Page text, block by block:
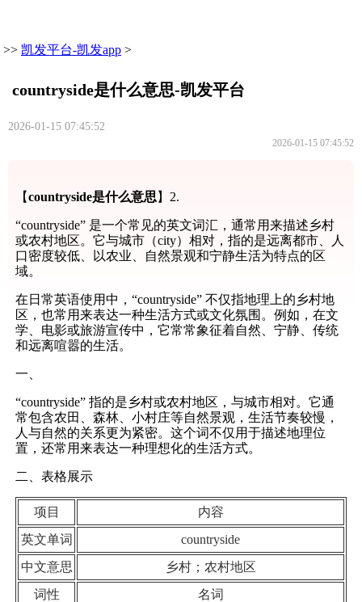
>> 凯发平台-凯发app >
countryside是什么意思-凯发平台
2026-01-15 07:45:52
2026-01-15 07:45:52
【countryside是什么意思】2.
“countryside” 是一个常见的英文词汇，通常用来描述乡村
或农村地区。它与城市（city）相对，指的是远离都市、人
口密度较低、以农业、自然景观和宁静生活为特点的区
域。
在日常英语使用中，“countryside” 不仅指地理上的乡村地
区，也常用来表达一种生活方式或文化氛围。例如，在文
学、电影或旅游宣传中，它常常象征着自然、宁静、传统
和远离喧嚣的生活。
一、
“countryside” 指的是乡村或农村地区，与城市相对。它通
常包含农田、森林、小村庄等自然景观，生活节奏较慢，
人与自然的关系更为紧密。这个词不仅用于描述地理位
置，还常用来表达一种理想化的生活方式。
二、表格展示
项目
内容
英文单词
countryside
中文意思
乡村；农村地区
词性
名词